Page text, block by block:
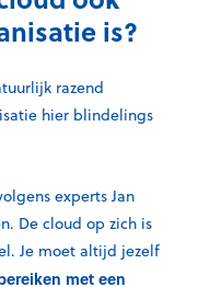
is?
razend
hier blindelings
experts Jan
De cloud op zich is
Je moet altijd jezelf
met een